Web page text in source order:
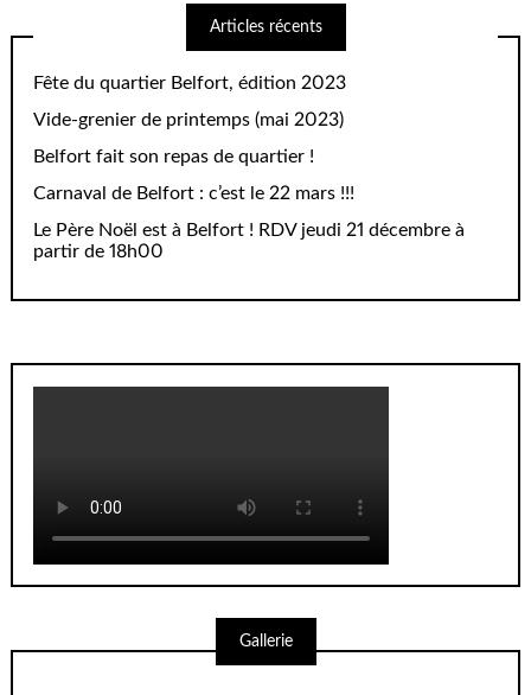
Articles récents
Fête du quartier Belfort, édition 2023
Vide-grenier de printemps (mai 2023)
Belfort fait son repas de quartier !
Carnaval de Belfort : c’est le 22 mars !!!
Le Père Noël est à Belfort ! RDV jeudi 21 décembre à
partir de 18h00
Gallerie